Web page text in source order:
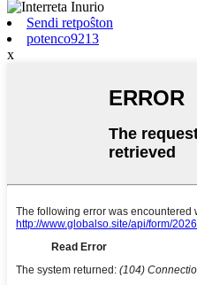
Sendi retpoŝton
potenco9213
x